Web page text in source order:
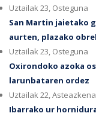
Uztailak 23, Osteguna
San Martin jaietako
aurten, plazako
Uztailak 23, Osteguna
Oxirondoko azoka
larunbataren ordez
Uztailak 22, Asteazkena
Ibarrako ur